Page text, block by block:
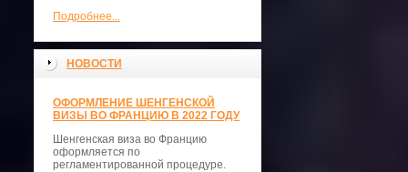
Подробнее...
НОВОСТИ
ОФОРМЛЕНИЕ ШЕНГЕНСКОЙ
ВИЗЫ ВО ФРАНЦИЮ В 2022 ГОДУ
Шенгенская виза во Францию
оформляется по
регламентированной процедуре.